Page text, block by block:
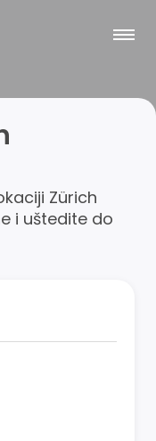
Zürich
i uštedite do